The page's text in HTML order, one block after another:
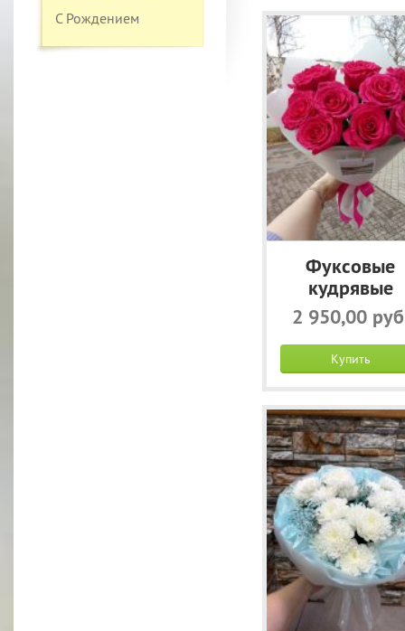
С Рождением
Фуксовые
кудрявые
2 950,00
Купить